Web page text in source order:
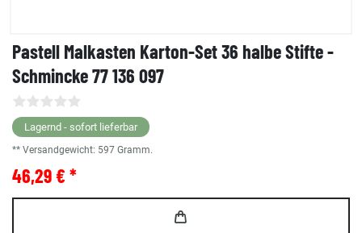
Pastell Malkasten Karton-Set 36 halbe Stifte -
Schmincke 77 136 097
Lagernd - sofort lieferbar
** Versandgewicht: 597 Gramm.
46,29 € *